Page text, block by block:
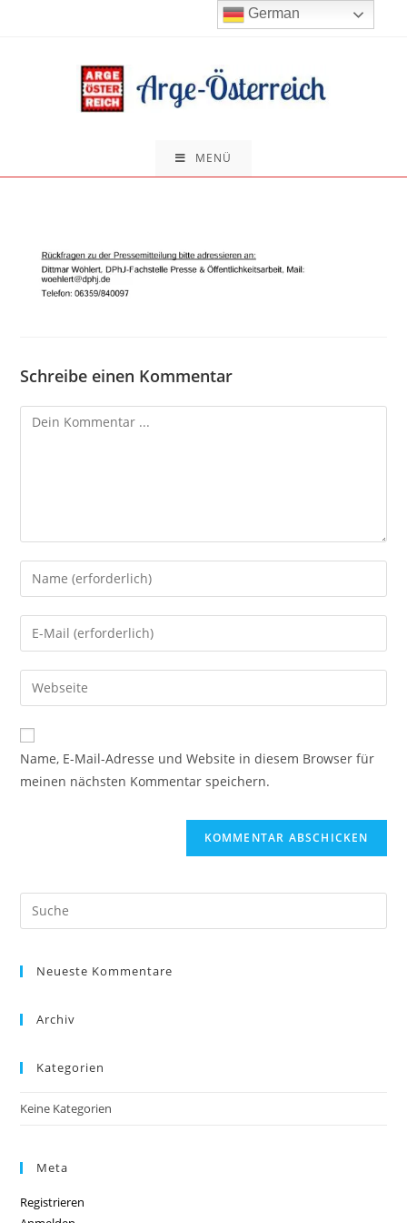
MENÜ
Schreibe einen Kommentar
Kommentieren
Gib
deinen
Namen
oder
zum
Kommentieren
ein
Gib
deine
E-
Mail-
zum
Kommentieren
ein
Gib
deine
Website-
URL
Name, E-Mail-Adresse und Website in diesem Browser für
meinen nächsten Kommentar speichern.
Neueste Kommentare
Archiv
Kategorien
Keine Kategorien
Meta
Registrieren
German